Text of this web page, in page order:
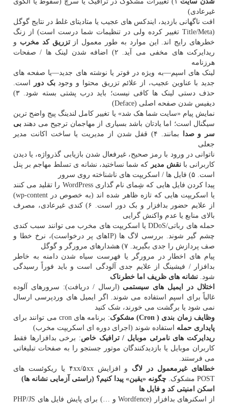
غیرعادی)
افت ناگهانی بازدید، ایندکس های عجیب یا متادیتای غلط در نتایج گوگل
(Title/Meta تغییر کرده ولی در تنظیمات شما درست است) از زنگ
خطرهای رایج اند. این موارد به طور معمول از تزریق کد مخرب و
ریدایرکت های مخفی می آید. ۲) اضافه شدن لینک ها / صفحات
هرزنامه
لینک های اسپم—به ویژه در فوتر یا نوشته های جدید—یا صفحه های
جدید با عناوین عجیب، از علائم تزریق محتوا و وجودبک دور
است.
حذف دستی لینک ها کافی نیست؛ باید درب پشتی بسته شود. ۳)
دیفیس شدن صفحه اصلی (Deface)
نمایش پیام «سایت شما هک شد» یا تغییر کامل لندینگ پیج واضح ترین
سیگنال است؛ اما یادتان باشد بسیاری از مهاجمان ترجیح می دهندبی
سر و صدا
بمانند. ۴) قفل شدن از مدیریت یا ساخت اکانت مدیر
جعلی
ناتوانی در ورود با رمز صحیح، غیرفعال شدن بازیابی گذرواژه، یا دیدن
کاربرانی با نقش مدیر که شما نساختید، نشانه ی تسلط مهاجم بر پنل
است. ۵) فایل ها / اسکریپت های ناشناخته روی سرور
پیدا کردن فایل هایی که شِمای نام گذاری WordPress را تقلید می کنند
یا اسکریپت هایی که تازه ظاهر شده اند (به خصوص در wp-content)
از علایم حضور بدافزار و بک دور است. ۶) کندی غیرعادی، مصرف
بالای منابع یا عدم واکنش گرایی
حمله های رباتی/‏DDoS یا اسکریپت های مخرب می توانند سبب کندی
چشم گیر شوند. بررسی لاگ ها (IPهای پر درخواست)، نرخ خطا و
صف پردازش را جدی بگیرید. ۷) هشدارهای مرورگر و گوگل
پیام های اخطار در مرورگر یا فهرست سیاه شدن دامنه به خاطر
بدافزار / فیشینگ از علایم جدی آلودگی است و باید فوراً رسیدگی
شود. نشانه های ظریف اما خطرناک
اختلال در ایمیل های سیستمی (ارسال / دریافت): سرورهای آلوده
غالباً برای اسپم استفاده می شوند. اگر ایمیل های وردپرسی ارسال
نمی شود یا برگشت می خورند، شک کنید
وظایف زمان بندی (Cron) مشکوک
: برنامه های cron می توانند برای
پایداری حمله استفاده شوند (اجرای دوره ای اسکریپت مخرب)
ریدایرکت های نامرئی موبایل / ترافیک خاص: برخی بدافزارها فقط
کاربران موبایل یا بازدیدکنندگان موتور جستجو را به صفحات تبلیغاتی
می فرستند.
خطاهای غیرمعمول در لاگ
و افزایش ۴xx/۵xx یا ریکوئست های
POST مشکوک.
چگونه «یقین» پیدا کنیم؟ (راستی آزمایی نشانه ها)
اسکن امنیتی کد و فایل ها
از اسکنرهای بدافزار (Wordfence و …) برای پایش فایل های PHP/JS